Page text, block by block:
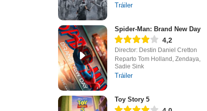
Tráiler
Spider-Man: Brand New Day
4,2
Director: Destin Daniel Cretton
Reparto Tom Holland, Zendaya,
Sadie Sink
Tráiler
Toy Story 5